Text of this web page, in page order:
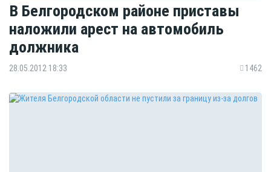
В Белгородском районе приставы
наложили арест на автомобиль
должника
28.05.2012 18:33 1462